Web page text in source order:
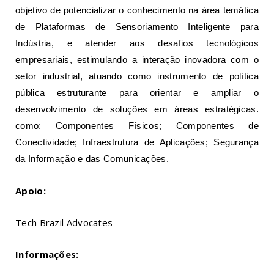
objetivo de potencializar o conhecimento na área temática
de Plataformas de Sensoriamento Inteligente para
Indústria, e atender aos desafios tecnológicos
empresariais, estimulando a interação inovadora com o
setor industrial, atuando como instrumento de política
pública estruturante para orientar e ampliar o
desenvolvimento de soluções em áreas estratégicas.
como: Componentes Físicos; Componentes de
Conectividade; Infraestrutura de Aplicações; Segurança
da Informação e das Comunicações.
Apoio:
Tech Brazil Advocates
Informações: